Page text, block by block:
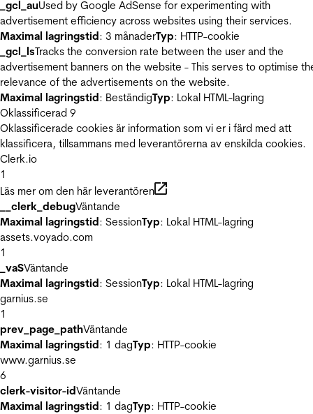
_gcl_auUsed by Google AdSense for experimenting with
advertisement efficiency across websites using their services.
Maximal lagringstid: 3 månaderTyp: HTTP-cookie
_gcl_lsTracks the conversion rate between the user and the
advertisement banners on the website - This serves to optimise
relevance of the advertisements on the website.
Maximal lagringstid: BeständigTyp: Lokal HTML-lagring
Oklassificerad 9
Oklassificerade cookies är information som vi er i färd med att
klassificera, tillsammans med leverantörerna av enskilda cookies.
Clerk.io
1
Läs mer om den här leverantören
__clerk_debugVäntande
Maximal lagringstid: SessionTyp: Lokal HTML-lagring
assets.voyado.com
1
_vaSVäntande
Maximal lagringstid: SessionTyp: Lokal HTML-lagring
garnius.se
1
prev_page_pathVäntande
Maximal lagringstid: 1 dagTyp: HTTP-cookie
www.garnius.se
6
clerk-visitor-idVäntande
Maximal lagringstid: 1 dagTyp: HTTP-cookie